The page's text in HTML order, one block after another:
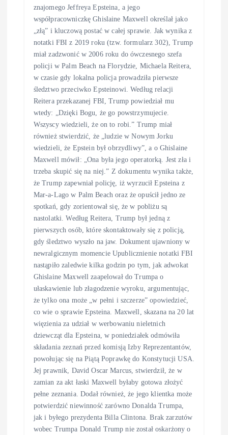
znajomego Jeffreya Epsteina, a jego
współpracowniczkę Ghislaine Maxwell określał jako
„złą” i kluczową postać w całej sprawie. Jak wynika z
notatki FBI z 2019 roku (tzw. formularz 302), Trump
miał zadzwonić w 2006 roku do ówczesnego szefa
policji w Palm Beach na Florydzie, Michaela Reitera,
w czasie gdy lokalna policja prowadziła pierwsze
śledztwo przeciwko Epsteinowi. Według relacji
Reitera przekazanej FBI, Trump powiedział mu
wtedy: „Dzięki Bogu, że go powstrzymujecie.
Wszyscy wiedzieli, że on to robi.” Trump miał
również stwierdzić, że „ludzie w Nowym Jorku
wiedzieli, że Epstein był obrzydliwy”, a o Ghislaine
Maxwell mówił: „Ona była jego operatorką. Jest zła i
trzeba skupić się na niej.” Z dokumentu wynika także,
że Trump zapewniał policję, iż wyrzucił Epsteina z
Mar-a-Lago w Palm Beach oraz że opuścił jedno ze
spotkań, gdy zorientował się, że w pobliżu są
nastolatki. Według Reitera, Trump był jedną z
pierwszych osób, które skontaktowały się z policją,
gdy śledztwo wyszło na jaw. Dokument ujawniony w
newralgicznym momencie Upublicznienie notatki FBI
nastąpiło zaledwie kilka godzin po tym, jak adwokat
Ghislaine Maxwell zaapelował do Trumpa o
ułaskawienie lub złagodzenie wyroku, argumentując,
że tylko ona może „w pełni i szczerze” opowiedzieć,
co wie o sprawie Epsteina. Maxwell, skazana na 20 lat
więzienia za udział w werbowaniu nieletnich
dziewcząt dla Epsteina, w poniedziałek odmówiła
składania zeznań przed komisją Izby Reprezentantów,
powołując się na Piątą Poprawkę do Konstytucji USA.
Jej prawnik, David Oscar Marcus, stwierdził, że w
zamian za akt łaski Maxwell byłaby gotowa złożyć
pełne zeznania. Dodał również, że jego klientka może
potwierdzić niewinność zarówno Donalda Trumpa,
jak i byłego prezydenta Billa Clintona. Brak zarzutów
wobec Trumpa Donald Trump nie został oskarżony o